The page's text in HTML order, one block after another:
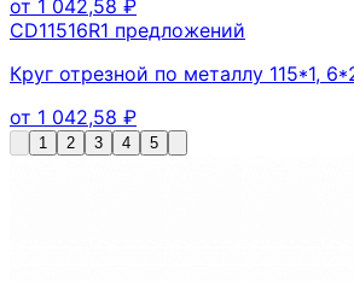
от 1 042,58 ₽
CD11516R1 предложений
Круг отрезной по металлу 115*1,
от 1 042,58 ₽
1 2 3 4 5